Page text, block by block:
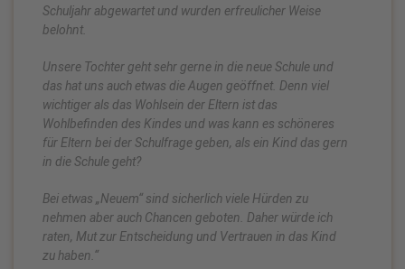
Schuljahr abgewartet und wurden erfreulicher Weise
belohnt.
Unsere Tochter geht sehr gerne in die neue Schule und
das hat uns auch etwas die Augen geöffnet. Denn viel
wichtiger als das Wohlsein der Eltern ist das
Wohlbefinden des Kindes und was kann es schöneres
für Eltern bei der Schulfrage geben, als ein Kind das gern
in die Schule geht?
Bei etwas „Neuem“ sind sicherlich viele Hürden zu
nehmen aber auch Chancen geboten. Daher würde ich
raten, Mut zur Entscheidung und Vertrauen in das Kind
zu haben.“